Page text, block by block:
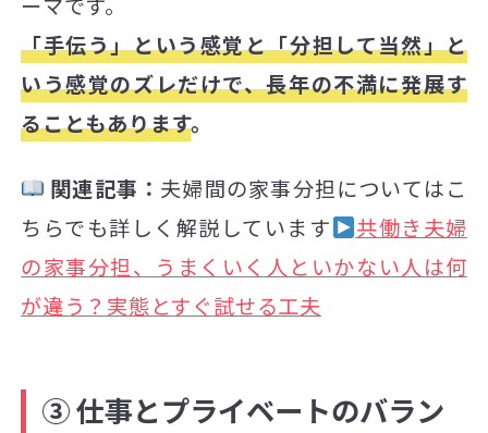
「手伝う」という感覚と「分担して当然」と
いう感覚のズレだけで、長年の不満に発展す
ることもあります。
関連記事： 夫婦間の家事分担についてはこ
ちらでも詳しく解説しています
共働き夫婦
の家事分担、うまくいく人といかない人は何
が違う？実態とすぐ試せる工夫
③ 仕事とプライベートのバラン